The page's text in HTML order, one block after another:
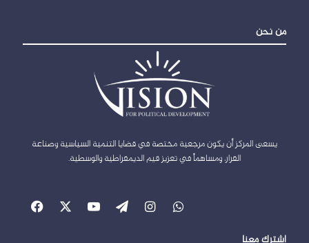
من نحن
يسعى المركز أن يكون مرجعية مختصة في قضايا التنمية السياسية وصناعة
القرار، ومساهماً في تعزيز قيم الديمقراطية والوسطية.
‫YouTube‫WordPress انستقرام واتساب